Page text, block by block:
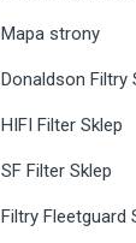
Mapa strony
Donaldson Filtry
HIFI Filter Sklep
SF Filter Sklep
Filtry Fleetguard